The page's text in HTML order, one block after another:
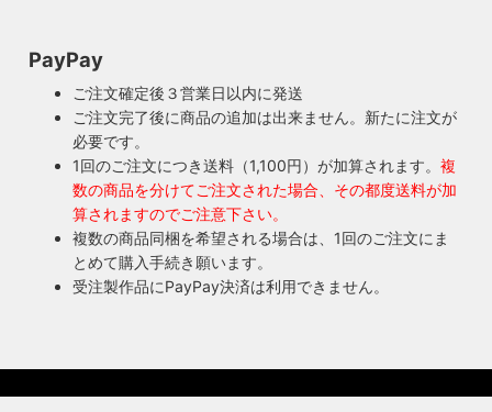
PayPay
ご注文確定後３営業日以内に発送
ご注文完了後に商品の追加は出来ません。新たに注文が
必要です。
1回のご注文につき送料（1,100円）が加算されます。 複
数の商品を分けてご注文された場合、その都度送料が加
算されますのでご注意下さい。
複数の商品同梱を希望される場合は、1回のご注文にま
とめて購入手続き願います。
受注製作品にPayPay決済は利用できません。